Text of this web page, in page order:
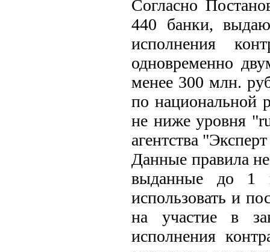
Согласно
440 банки,
исполнения
одновременно
менее 300 млн.
по национальной
не ниже уровня
агентства
Данные правила
выданные до 1
использовать и
на участие в
исполнения